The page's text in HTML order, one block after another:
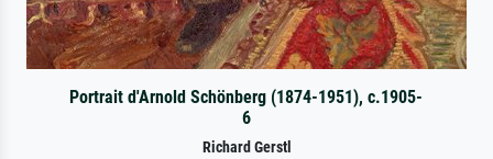
Portrait d'Arnold Schönberg (1874-1951), c.1905-
6
Richard Gerstl